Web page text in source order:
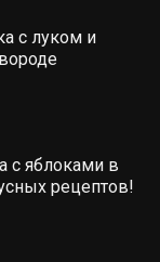
с луком и
с яблоками в
рецептов!